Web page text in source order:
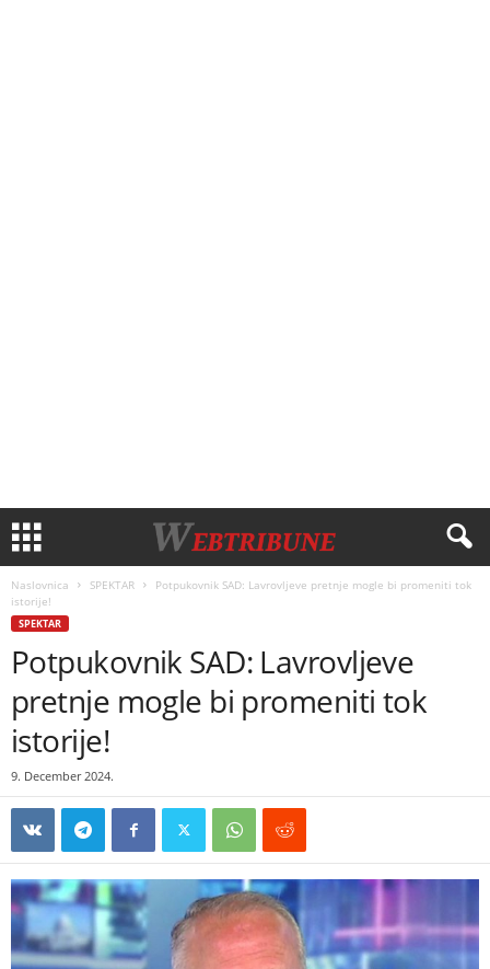
Naslovnica SPEKTAR
Potpukovnik SAD: Lavrovljeve pretnje mogle bi promeniti tok
istorije!
SPEKTAR
Potpukovnik SAD: Lavrovljeve
pretnje mogle bi promeniti tok
istorije!
9. December 2024.